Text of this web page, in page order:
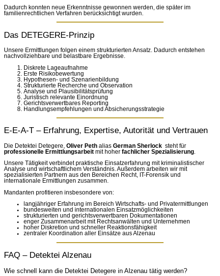
Dadurch konnten neue Erkenntnisse gewonnen werden, die später im
familienrechtlichen Verfahren berücksichtigt wurden.
Das DETEGERE-Prinzip
Unsere Ermittlungen folgen einem strukturierten Ansatz. Dadurch entstehen
nachvollziehbare und belastbare Ergebnisse.
Diskrete Lageaufnahme
Erste Risikobewertung
Hypothesen- und Szenarienbildung
Strukturierte Recherche und Observation
Analyse und Plausibilitätsprüfung
Juristisch relevante Einordnung
Gerichtsverwertbares Reporting
Handlungsempfehlungen und Absicherungsstrategie
E-E-A-T – Erfahrung, Expertise, Autorität und Vertrauen
Die Detektei Detegere, Oliver Peth alias German Sherlock steht für
professionelle Ermittlungsarbeit mit hoher fachlicher Spezialisierung
Unsere Tätigkeit verbindet praktische Einsatzerfahrung mit kriminalistischer
Analyse und wirtschaftlichem Verständnis. Außerdem arbeiten wir mit
spezialisierten Partnern aus den Bereichen Recht, IT-Forensik und
internationale Ermittlungen zusammen.
Mandanten profitieren insbesondere von:
langjähriger Erfahrung im Bereich Wirtschafts- und Privatermittlungen
bundesweiten und internationalen Einsatzmöglichkeiten
strukturierten und gerichtsverwertbaren Dokumentationen
enger Zusammenarbeit mit Rechtsanwälten und Unternehmen
hoher Diskretion und schneller Reaktionsfähigkeit
zentraler Koordination aller Einsätze aus Alzenau
FAQ – Detektei Alzenau
Wie schnell kann die Detektei Detegere in Alzenau tätig werden?